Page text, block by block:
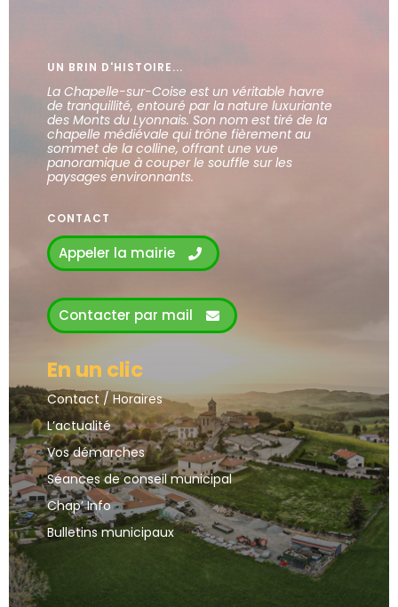
UN BRIN D'HISTOIRE...
La Chapelle-sur-Coise est un véritable havre
de tranquillité, entouré par la nature luxuriante
des Monts du Lyonnais. Son nom est tiré de la
chapelle médiévale qui trône fièrement au
sommet de la colline, offrant une vue
panoramique à couper le souffle sur les
paysages environnants.
CONTACT
Appeler la mairie
Contacter par mail
En un clic
Contact / Horaires
L’actualité
Vos démarches
Séances de conseil municipal
Chap’ Info
Bulletins municipaux